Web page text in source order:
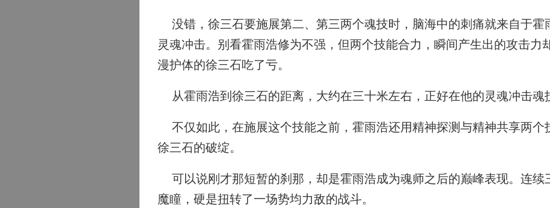
没错，徐三石要施展第二、第三两个魂技时，脑海中的刺痛就来自于霍
灵魂冲击。别看霍雨浩修为不强，但两个技能合力，瞬间产生出的攻击力
漫护体的徐三石吃了亏。
从霍雨浩到徐三石的距离，大约在三十米左右，正好在他的灵魂冲击魂
不仅如此，在施展这个技能之前，霍雨浩还用精神探测与精神共享两个
徐三石的破绽。
可以说刚才那短暂的刹那，却是霍雨浩成为魂师之后的巅峰表现。连续
魔瞳，硬是扭转了一场势均力敌的战斗。